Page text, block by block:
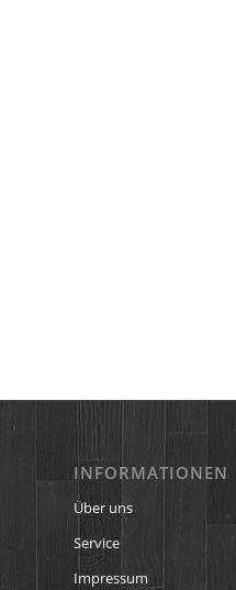
INFORMATIONEN
Über uns
Service
Impressum